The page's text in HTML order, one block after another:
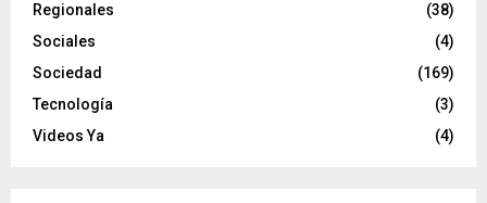
Regionales
(38)
Sociales
(4)
Sociedad
(169)
Tecnología
(3)
Videos Ya
(4)